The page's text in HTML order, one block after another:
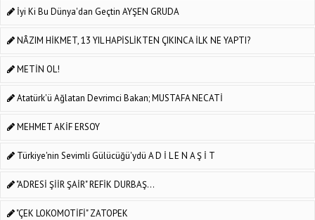
İyi Ki Bu Dünya'dan Geçtin AYŞEN GRUDA
NÂZIM HİKMET, 13 YIL HAPİSLİKTEN ÇIKINCA İLK NE YAPTI?
METİN OL!
Atatürk'ü Ağlatan Devrimci Bakan; MUSTAFA NECATİ
MEHMET AKİF ERSOY
Türkiye'nin Sevimli Gülücüğü'ydü A D İ L E N A Ş İ T
"ADRESİ ŞİİR ŞAİR" REFİK DURBAŞ...
"ÇEK LOKOMOTİFİ" ZATOPEK